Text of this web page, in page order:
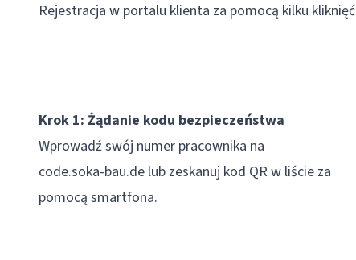
Rejestracja w portalu klienta za pomocą kilku kliknięć
Krok 1: Żądanie kodu bezpieczeństwa
Wprowadź swój numer pracownika na
code.soka-bau.de lub zeskanuj kod QR w liście za
pomocą smartfona.